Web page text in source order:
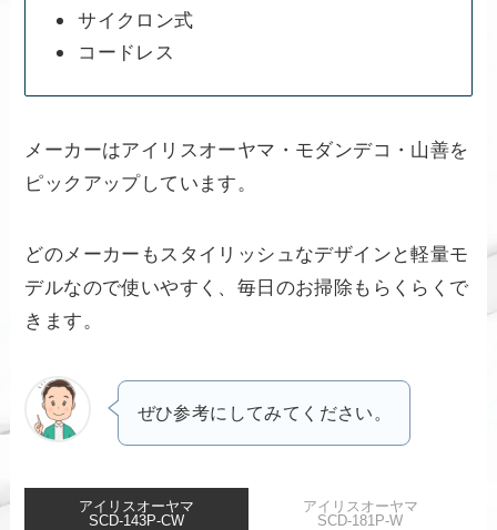
サイクロン式
コードレス
メーカーはアイリスオーヤマ・モダンデコ・山善を
ピックアップしています。
どのメーカーもスタイリッシュなデザインと軽量モ
デルなので使いやすく、毎日のお掃除もらくらくで
きます。
ぜひ参考にしてみてください。
アイリスオーヤマ
SCD-143P-CW
アイリスオーヤマ
SCD-181P-W